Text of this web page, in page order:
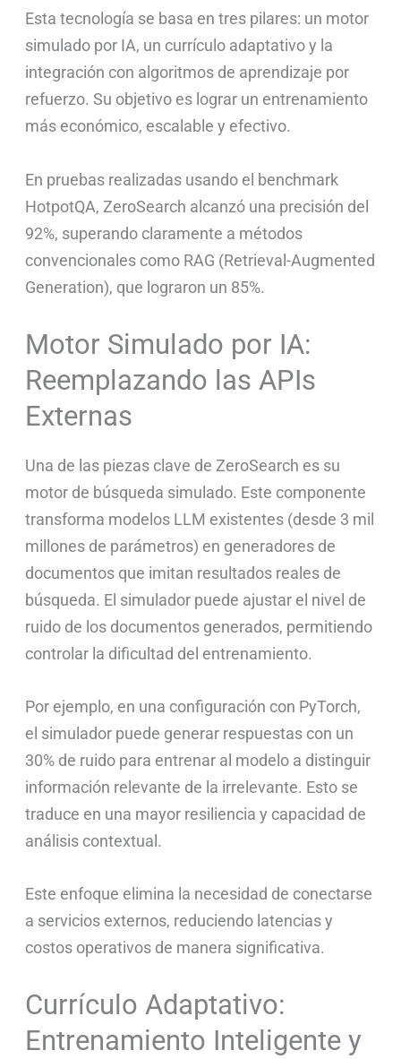
Esta tecnología se basa en tres pilares: un motor
simulado por IA, un currículo adaptativo y la
integración con algoritmos de aprendizaje por
refuerzo. Su objetivo es lograr un entrenamiento
más económico, escalable y efectivo.
En pruebas realizadas usando el benchmark
HotpotQA, ZeroSearch alcanzó una precisión del
92%, superando claramente a métodos
convencionales como RAG (Retrieval-Augmented
Generation), que lograron un 85%.
Motor Simulado por IA:
Reemplazando las APIs
Externas
Una de las piezas clave de ZeroSearch es su
motor de búsqueda simulado. Este componente
transforma modelos LLM existentes (desde 3 mil
millones de parámetros) en generadores de
documentos que imitan resultados reales de
búsqueda. El simulador puede ajustar el nivel de
ruido de los documentos generados, permitiendo
controlar la dificultad del entrenamiento.
Por ejemplo, en una configuración con PyTorch,
el simulador puede generar respuestas con un
30% de ruido para entrenar al modelo a distinguir
información relevante de la irrelevante. Esto se
traduce en una mayor resiliencia y capacidad de
análisis contextual.
Este enfoque elimina la necesidad de conectarse
a servicios externos, reduciendo latencias y
costos operativos de manera significativa.
Currículo Adaptativo:
Entrenamiento Inteligente y